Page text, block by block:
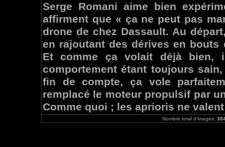
Serge Romani aime bien
affirment que « ça ne peut pas
drone de chez Dassault. Au
en rajoutant des dérives en bouts
Et comme ça volait déjà bien,
comportement étant toujours
fin de compte, ça vole
remplacé le moteur propulsif par
Comme quoi ; les aprioris ne
Nombre total d'images: